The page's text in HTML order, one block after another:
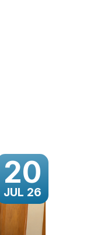
20
JUL 26